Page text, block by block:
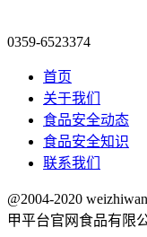
0359-6523374
首页
关于我们
食品安全动态
食品安全知识
联系我们
@2004-2020
甲平台官网食品有